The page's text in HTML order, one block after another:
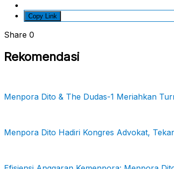
Copy Link
Share 0
Rekomendasi
Menpora Dito & The Dudas-1 Meriahkan
Menpora Dito Hadiri Kongres Advokat,